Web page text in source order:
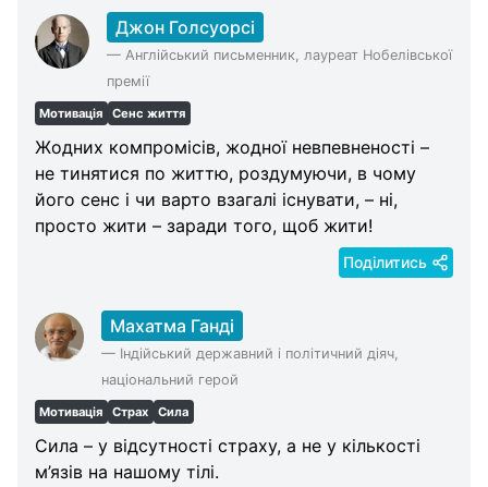
Джон Голсуорсі
— Англійський письменник, лауреат Нобелівської
премії
Мотивація Сенс життя
Жодних компромісів, жодної невпевненості –
не тинятися по життю, роздумуючи, в чому
його сенс і чи варто взагалі існувати, – ні,
просто жити – заради того, щоб жити!
Поділитись
Махатма Ганді
— Індійський державний і політичний діяч,
національний герой
Мотивація Страх Сила
Сила – у відсутності страху, а не у кількості
м’язів на нашому тілі.